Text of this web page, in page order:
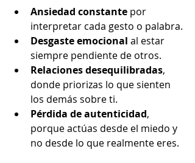
Ansiedad constante por
interpretar cada gesto o palabra.
Desgaste emocional al estar
siempre pendiente de otros.
Relaciones desequilibradas,
donde priorizas lo que sienten
los demás sobre ti.
Pérdida de autenticidad,
porque actúas desde el miedo y
no desde lo que realmente eres.